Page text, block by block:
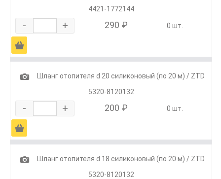
4421-1772144
- + 290 ₽ 0 шт.
Ä
1
Шланг отопителя d 20 силиконовый (по 20 м) / ZTD
5320-8120132
- + 200 ₽ 0 шт.
Ä
1
Шланг отопителя d 18 силиконовый (по 20 м) / ZTD
5320-8120132